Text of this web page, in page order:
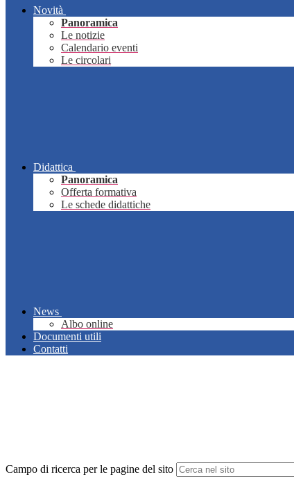
Novità
Panoramica
Le notizie
Calendario eventi
Le circolari
Didattica
Panoramica
Offerta formativa
Le schede didattiche
News
Albo online
Documenti utili
Contatti
Campo di ricerca per le pagine del sito